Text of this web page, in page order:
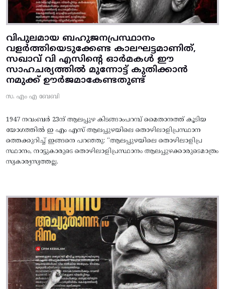
വിപുലമായ ബഹുജനപ്രസ്ഥാനം
വളർത്തിയെടുക്കേണ്ട കാലഘട്ടമാണിത്,
സഖാവ് വി എസിന്റെ ഓർമകൾ ഈ
സാഹചര്യത്തിൽ മുന്നോട്ട്‌ കുതിക്കാൻ
നമുക്ക് ഊർജമാകേണ്ടതുണ്ട്
സ. എം എ ബേബി
1947 നവംബർ 23ന് ആലപ്പുഴ കിടങ്ങാംപറമ്പ്‌ മൈതാനത്ത്‌ കൂടിയ
യോഗത്തിൽ ഇ എം എസ് ആലപ്പുഴയിലെ തൊഴിലാളിപ്രസ്ഥാന
ത്തെക്കുറിച്ച് ഇങ്ങനെ പറഞ്ഞു: “ആലപ്പുഴയിലെ തൊഴിലാളിപ്ര
സ്ഥാനം, നാട്ടുകാരുടെ തൊഴിലാളിപ്രസ്ഥാനം ആലപ്പുഴക്കാരുടെമാത്രം
സ്വകാര്യസ്വത്തല്ല.